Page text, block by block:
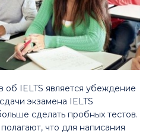
об IELTS является убеждение
экзамена IELTS
cделать пробных тестов.
что для написания